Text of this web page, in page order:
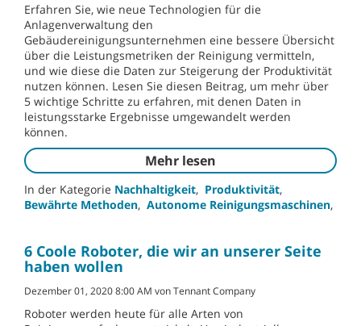
Erfahren Sie, wie neue Technologien für die
Anlagenverwaltung den
Gebäudereinigungsunternehmen eine bessere Übersicht
über die Leistungsmetriken der Reinigung vermitteln,
und wie diese die Daten zur Steigerung der Produktivität
nutzen können. Lesen Sie diesen Beitrag, um mehr über
5 wichtige Schritte zu erfahren, mit denen Daten in
leistungsstarke Ergebnisse umgewandelt werden
können.
Mehr lesen
In der Kategorie Nachhaltigkeit, Produktivität,
Bewährte Methoden, Autonome Reinigungsmaschinen,
6 Coole Roboter, die wir an unserer Seite
haben wollen
Dezember 01, 2020 8:00 AM von Tennant Company
Roboter werden heute für alle Arten von